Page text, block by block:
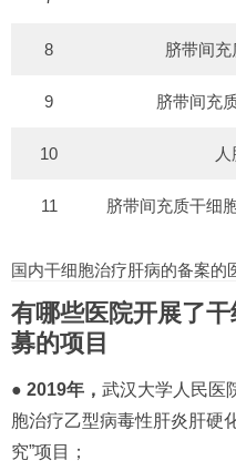
8 脐带间
9 脐带间充
10
11 脐带间充质干细
国内干细胞治疗肝病的备案的
有哪些医院开展了
募的项目
● 2019年， 武汉大学人民医
胞治疗乙型病毒性肝炎肝硬
究”项目；